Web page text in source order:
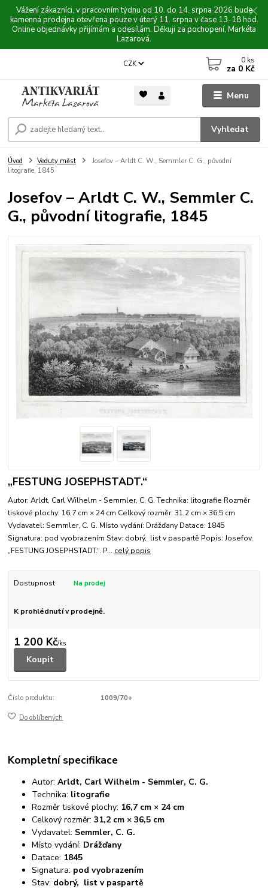
Vážení zákazníci, v pracovním týdnu od 10. do 14. srpna 2026 bude
kamenná prodejna otevřena pouze v úterý 11. srpna v čase 13-18 hod.
Online objednávky přijímám a odesílám. Děkuji za pochopení, Markéta
Lazarová.
Menu
CZK
Vyhledat
0 ks
za 0 Kč
Úvod Veduty měst
Josefov – Arldt C. W., Semmler C. G., původní
litografie, 1845
Josefov – Arldt C. W., Semmler C.
G., původní litografie, 1845
„FESTUNG JOSEPHSTADT.“
Autor: Arldt, Carl Wilhelm - Semmler, C. G. Technika: litografie Rozměr
tiskové plochy: 16,7 cm × 24 cm Celkový rozměr: 31,2 cm × 36,5 cm
Vydavatel: Semmler, C. G. Místo vydání: Drážďany Datace: 1845
Signatura: pod vyobrazením Stav: dobrý, list v paspartě Popis: Josefov.
„FESTUNG JOSEPHSTADT.“. P... celý popis
Dostupnost
K prohlédnutí v prodejně.
1 200 Kč/ks
Koupit
Číslo produktu: 1009/70+
Do oblíbených
Kompletní specifikace
Autor:Arldt, Carl Wilhelm - Semmler, C. G.
Technika: litografie
Rozměr tiskové plochy: 16,7 cm × 24 cm
Celkový rozměr:31,2 cm × 36,5 cm
Vydavatel: Semmler, C. G.
Místo vydání: Drážďany
Datace: 1845
Signatura: pod vyobrazením
Stav: dobrý, list v paspartě